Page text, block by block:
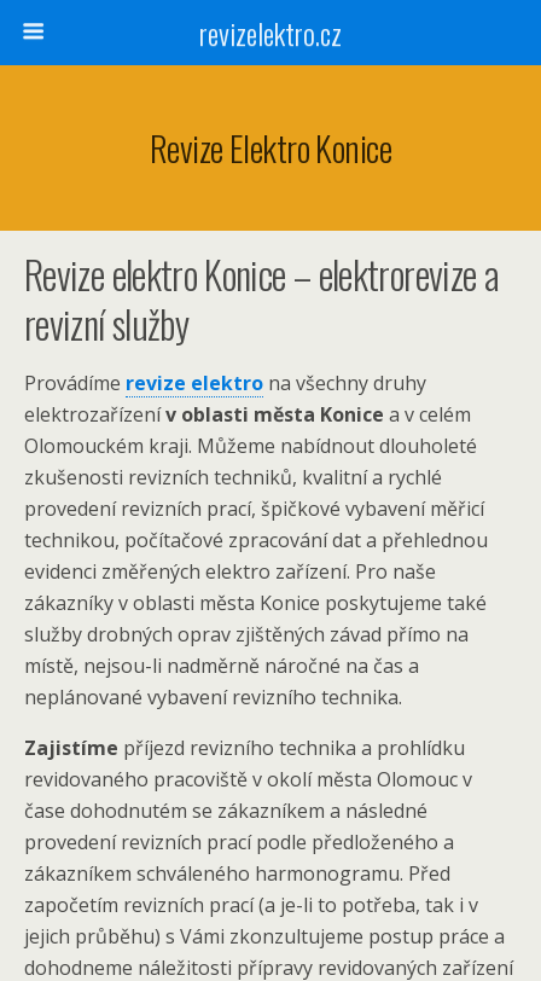
revizelektro.cz
Revize Elektro Konice
Revize elektro Konice – elektrorevize a
revizní služby
Provádíme revize elektro na všechny druhy
elektrozařízenív oblasti města Konice a v celém
Olomouckém kraji. Můžeme nabídnout dlouholeté
zkušenosti revizních techniků, kvalitní a rychlé
provedení revizních prací, špičkové vybavení měřicí
technikou, počítačové zpracování dat a přehlednou
evidenci změřených elektro zařízení. Pro naše
zákazníky v oblasti města Konice poskytujeme také
služby drobných oprav zjištěných závad přímo na
místě, nejsou-li nadměrně náročné na čas a
neplánované vybavení revizního technika.
Zajistíme příjezd revizního technika a prohlídku
revidovaného pracoviště v okolí města Olomouc v
čase dohodnutém se zákazníkem a následné
provedení revizních prací podle předloženého a
zákazníkem schváleného harmonogramu. Před
započetím revizních prací (a je-li to potřeba, tak i v
jejich průběhu) s Vámi zkonzultujeme postup práce a
dohodneme náležitosti přípravy revidovaných zařízení